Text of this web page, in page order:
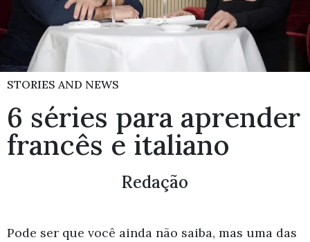
STORIES AND NEWS
6 séries para aprender
francês e italiano
Redação
Pode ser que você ainda não saiba, mas uma das